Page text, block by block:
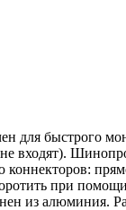
для быстрого
входят).
при
из алюминия.